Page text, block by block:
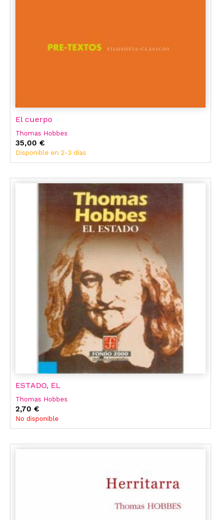
El cuerpo
Thomas Hobbes
35,00 €
Disponible en 2-3 días
ESTADO, EL
Thomas Hobbes
2,70 €
No disponible